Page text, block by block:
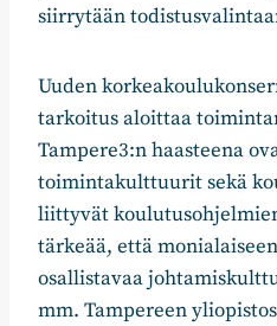
siirrytään
Uuden
tarkoitus aloittaa
Tampere3:n haasteena
toimintakulttuurit sekä
liittyvät
tärkeää, että
osallistavaa
mm. Tampereen